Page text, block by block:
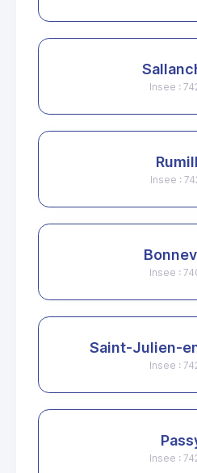
Insee :
Insee :
Insee :
Saint-Julien-
Insee :
Insee :